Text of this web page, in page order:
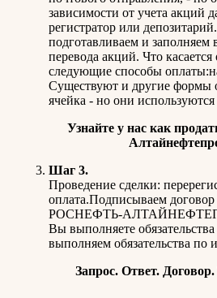
зависимости от учета акций
регистратор или
подготавливаем и
перевода акций. Что
следующие способы
Существуют и другие формы
ячейка - но они
Узнайте у наскак
Шаг 3.
Проведение сделки:
оплата.Подписываем
РОСНЕФТЬ-
Вы выполняете
выполняем обязательства по
Запрос. Ответ.